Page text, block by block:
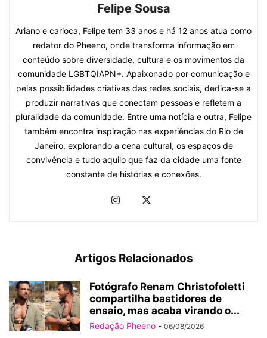
Felipe Sousa
Ariano e carioca, Felipe tem 33 anos e há 12 anos atua como
redator do Pheeno, onde transforma informação em
conteúdo sobre diversidade, cultura e os movimentos da
comunidade LGBTQIAPN+. Apaixonado por comunicação e
pelas possibilidades criativas das redes sociais, dedica-se a
produzir narrativas que conectam pessoas e refletem a
pluralidade da comunidade. Entre uma notícia e outra, Felipe
também encontra inspiração nas experiências do Rio de
Janeiro, explorando a cena cultural, os espaços de
convivência e tudo aquilo que faz da cidade uma fonte
constante de histórias e conexões.
Artigos Relacionados
Fotógrafo Renam Christofoletti
compartilha bastidores de
ensaio, mas acaba virando o...
Redação Pheeno - 06/08/2026